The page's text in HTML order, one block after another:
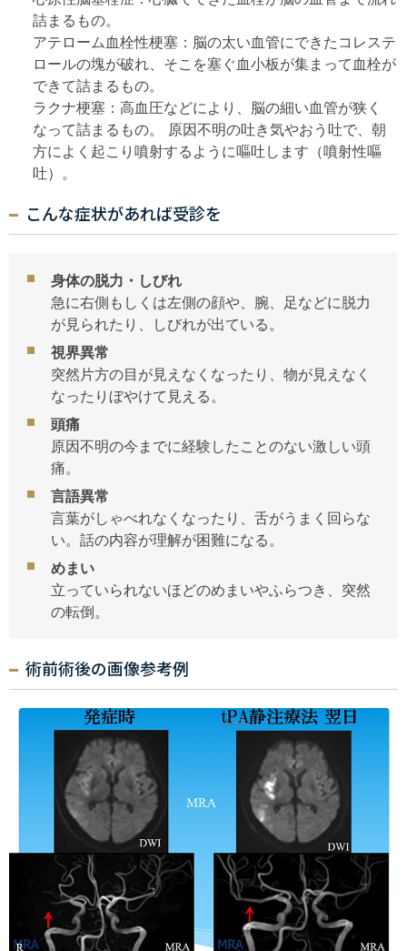
詰まるもの。
アテローム血栓性梗塞：脳の太い血管にできたコレステ
ロールの塊が破れ、そこを塞ぐ血小板が集まって血栓が
できて詰まるもの。
ラクナ梗塞：高血圧などにより、脳の細い血管が狭く
なって詰まるもの。 原因不明の吐き気やおう吐で、朝
方によく起こり噴射するように嘔吐します（噴射性嘔
吐）。
こんな症状があれば受診を
身体の脱力・しびれ
急に右側もしくは左側の顔や、腕、足などに脱力
が見られたり、しびれが出ている。
視界異常
突然片方の目が見えなくなったり、物が見えなく
なったりぼやけて見える。
頭痛
原因不明の今までに経験したことのない激しい頭
痛。
言語異常
言葉がしゃべれなくなったり、舌がうまく回らな
い。話の内容が理解が困難になる。
めまい
立っていられないほどのめまいやふらつき、突然
の転倒。
術前術後の画像参考例